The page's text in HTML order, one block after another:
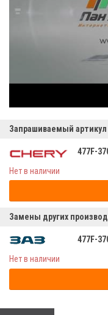
Запрашиваемый артикул
477F-
Нет в наличии
Замены других
477F-
Нет в наличии